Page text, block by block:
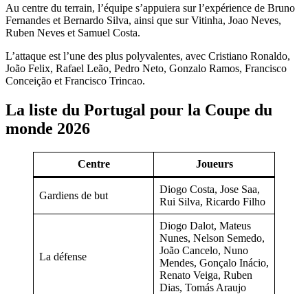
Au centre du terrain, l’équipe s’appuiera sur l’expérience de Bruno
Fernandes et Bernardo Silva, ainsi que sur Vitinha, Joao Neves,
Ruben Neves et Samuel Costa.
L’attaque est l’une des plus polyvalentes, avec Cristiano Ronaldo,
João Felix, Rafael Leão, Pedro Neto, Gonzalo Ramos, Francisco
Conceição et Francisco Trincao.
La liste du Portugal pour la Coupe du
monde 2026
Centre Joueurs
Gardiens de but
Diogo Costa, Jose Saa,
Rui Silva, Ricardo Filho
La défense
Diogo Dalot, Mateus
Nunes, Nelson Semedo,
João Cancelo, Nuno
Mendes, Gonçalo Inácio,
Renato Veiga, Ruben
Dias, Tomás Araujo